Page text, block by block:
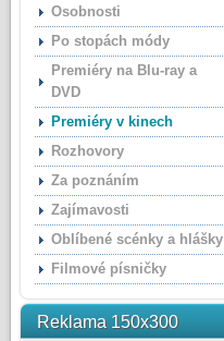
Osobnosti
Po stopách módy
Premiéry na Blu-ray a
DVD
Premiéry v kinech
Rozhovory
Za poznáním
Zajímavosti
Oblíbené scénky a hlášky
Filmové písničky
Reklama 150x300